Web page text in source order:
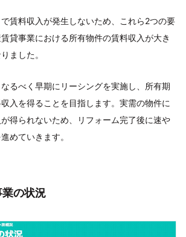
賃料収入が発生しないため、これら2つの要
貸事業における所有物件の賃料収入が大き
ました。
るべく早期にリーシングを実施し、所有期
入を得ることを目指します。実需の物件に
得られないため、リフォーム完了後に速や
めていきます。
の状況